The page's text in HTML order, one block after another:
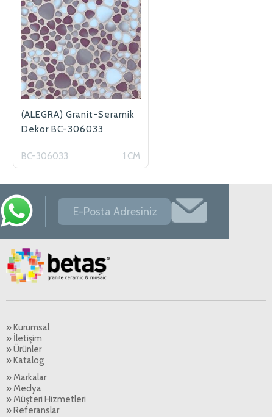
(ALEGRA) Granit-Seramik
Dekor BC-306033
BC-306033 1 CM
» Kurumsal
» İletişim
» Ürünler
» Katalog
» Markalar
» Medya
» Müşteri Hizmetleri
» Referanslar